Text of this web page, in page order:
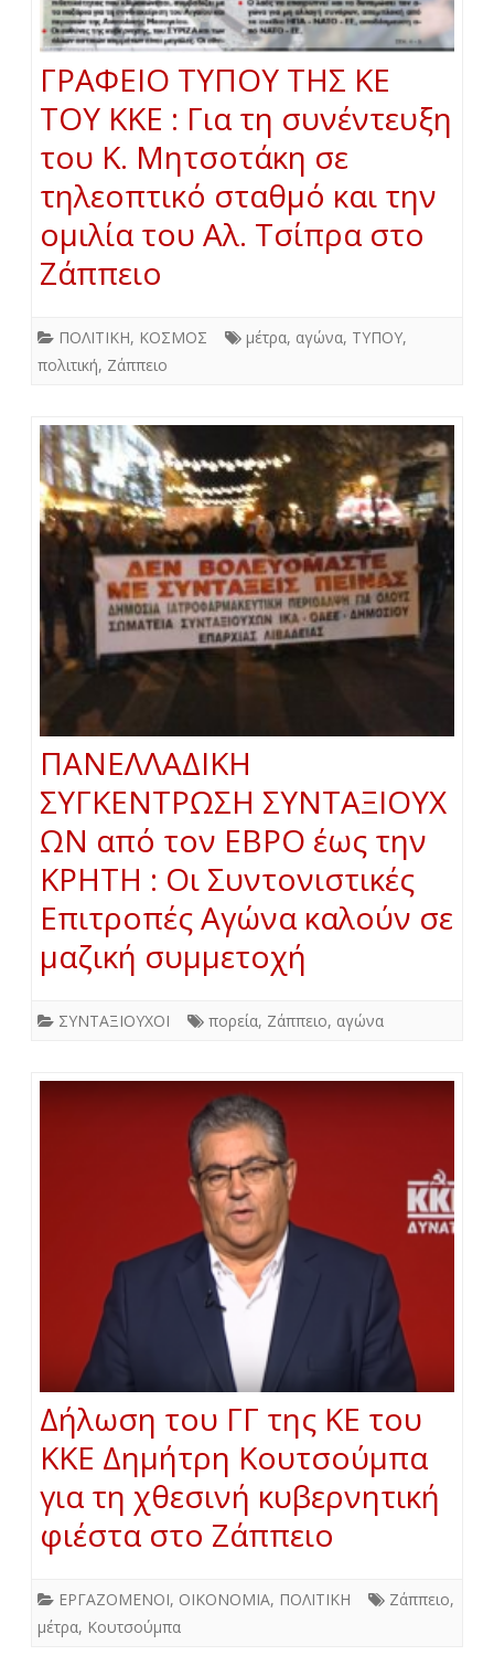
ΓΡΑΦΕΙΟ ΤΥΠΟΥ ΤΗΣ ΚΕ
ΤΟΥ ΚΚΕ : Για τη συνέντευξη
του Κ. Μητσοτάκη σε
τηλεοπτικό σταθμό και την
ομιλία του Αλ. Τσίπρα στο
Ζάππειο
ΠΟΛΙΤΙΚΗ, ΚΟΣΜΟΣ μέτρα, αγώνα, ΤΥΠΟΥ,
πολιτική, Ζάππειο
ΠΑΝΕΛΛΑΔΙΚΗ
ΣΥΓΚΕΝΤΡΩΣΗ ΣΥΝΤΑΞΙΟΥΧ
ΩΝ από τον ΕΒΡΟ έως την
ΚΡΗΤΗ : Οι Συντονιστικές
Επιτροπές Αγώνα καλούν σε
μαζική συμμετοχή
ΣΥΝΤΑΞΙΟΥΧΟΙ πορεία, Ζάππειο, αγώνα
Δήλωση του ΓΓ της ΚΕ του
ΚΚΕ Δημήτρη Κουτσούμπα
για τη χθεσινή κυβερνητική
φιέστα στο Ζάππειο
ΕΡΓΑΖΟΜΕΝΟΙ, ΟΙΚΟΝΟΜΙΑ, ΠΟΛΙΤΙΚΗ Ζάππειο,
μέτρα, Κουτσούμπα